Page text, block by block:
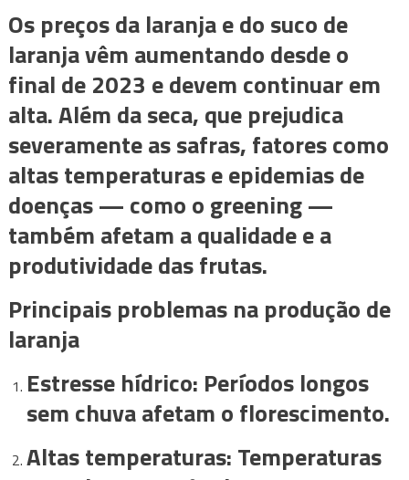
Os preços da laranja e do suco de
laranja vêm aumentando desde o
final de 2023 e devem continuar em
alta. Além da seca, que prejudica
severamente as safras, fatores como
altas temperaturas e epidemias de
doenças — como o greening —
também afetam a qualidade e a
produtividade das frutas.
Principais problemas na produção de
laranja
Estresse hídrico: Períodos longos
sem chuva afetam o florescimento.
Altas temperaturas: Temperaturas